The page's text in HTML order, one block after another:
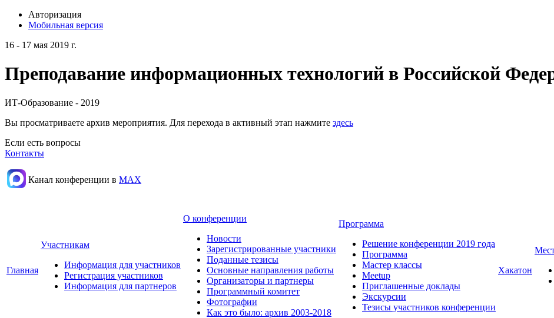
Авторизация
Мобильная версия
16 - 17 мая 2019 г.
Преподавание информационных технологий в Российской
ИТ-Образование - 2019
Вы просматриваете архив мероприятия. Для перехода в активный этап нажмите здесь
Если есть вопросы
Контакты
Канал конференции в МАХ
Главная
Участникам
Информация для участников
Регистрация участников
Информация для партнеров
О конференции
Новости
Зарегистрированные участники
Поданные тезисы
Основные направления работы
Организаторы и партнеры
Программный комитет
Фотографии
Как это было: архив 2003-2018
Программа
Решение конференции 2019 года
Программа
Мастер классы
Meetup
Приглашенные доклады
Экскурсии
Тезисы участников конференции
Хакатон